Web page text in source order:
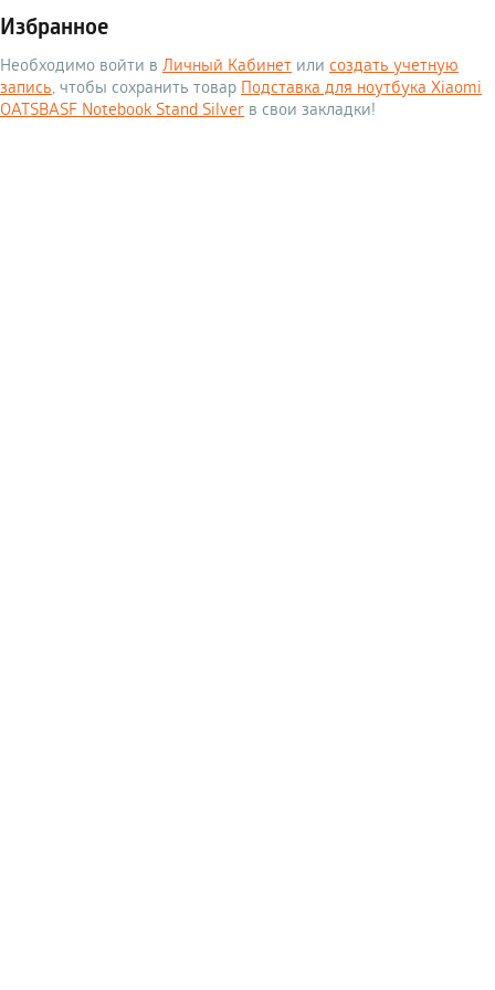
Избранное
Необходимо войти в Личный Кабинет или создать учетную
запись, чтобы сохранить товар Подставка для ноутбука Xiaomi
OATSBASF Notebook Stand Silver в свои закладки!